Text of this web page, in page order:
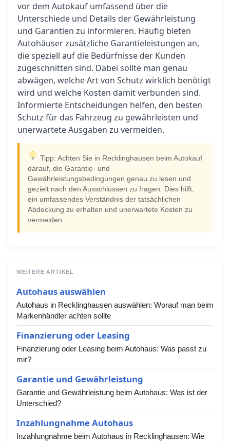
vor dem Autokauf umfassend über die
Unterschiede und Details der Gewährleistung
und Garantien zu informieren. Häufig bieten
Autohäuser zusätzliche Garantieleistungen an,
die speziell auf die Bedürfnisse der Kunden
zugeschnitten sind. Dabei sollte man genau
abwägen, welche Art von Schutz wirklich benötigt
wird und welche Kosten damit verbunden sind.
Informierte Entscheidungen helfen, den besten
Schutz für das Fahrzeug zu gewährleisten und
unerwartete Ausgaben zu vermeiden.
Tipp: Achten Sie in Recklinghausen beim Autokauf
darauf, die Garantie- und
Gewährleistungsbedingungen genau zu lesen und
gezielt nach den Ausschlüssen zu fragen. Dies hilft,
ein umfassendes Verständnis der tatsächlichen
Abdeckung zu erhalten und unerwartete Kosten zu
vermeiden.
WEITERE ARTIKEL
Autohaus auswählen
Autohaus in Recklinghausen auswählen: Worauf man beim
Markenhändler achten sollte
Finanzierung oder Leasing
Finanzierung oder Leasing beim Autohaus: Was passt zu
mir?
Garantie und Gewährleistung
Garantie und Gewährleistung beim Autohaus: Was ist der
Unterschied?
Inzahlungnahme Autohaus
Inzahlungnahme beim Autohaus in Recklinghausen: Wie